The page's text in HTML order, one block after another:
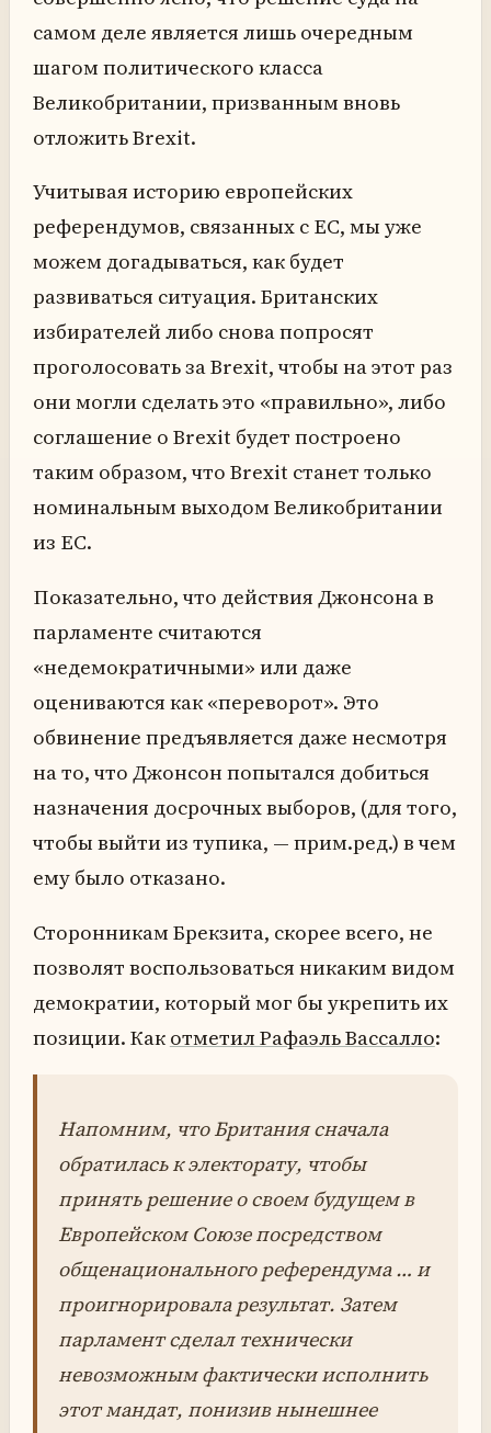
самом деле является лишь очередным
шагом политического класса
Великобритании, призванным вновь
отложить Brexit.
Учитывая историю европейских
референдумов, связанных с ЕС, мы уже
можем догадываться, как будет
развиваться ситуация. Британских
избирателей либо снова попросят
проголосовать за Brexit, чтобы на этот раз
они могли сделать это «правильно», либо
соглашение о Brexit будет построено
таким образом, что Brexit станет только
номинальным выходом Великобритании
из ЕС.
Показательно, что действия Джонсона в
парламенте считаются
«недемократичными» или даже
оцениваются как «переворот». Это
обвинение предъявляется даже несмотря
на то, что Джонсон попытался добиться
назначения досрочных выборов, (для того,
чтобы выйти из тупика, — прим.ред.) в чем
ему было отказано.
Сторонникам Брекзита, скорее всего, не
позволят воспользоваться никаким видом
демократии, который мог бы укрепить их
позиции. Как отметил Рафаэль Вассалло:
Напомним, что Британия сначала
обратилась к электорату, чтобы
принять решение о своем будущем в
Европейском Союзе посредством
общенационального референдума … и
проигнорировала результат. Затем
парламент сделал технически
невозможным фактически исполнить
этот мандат, понизив нынешнее